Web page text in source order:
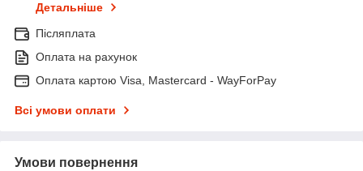
Детальніше
Післяплата
Оплата на рахунок
Оплата картою Visa, Mastercard - WayForPay
Всі умови оплати
Умови повернення